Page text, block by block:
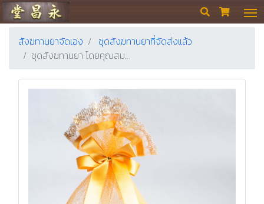
ร้านขายยา ย่งเชียงตึ๊ง  
สังฆทานยาจัดเอง
ชุดสังฆทานยาที่จัดส่งแล้ว
ชุดสังฆทานยา โดยคุณสม…